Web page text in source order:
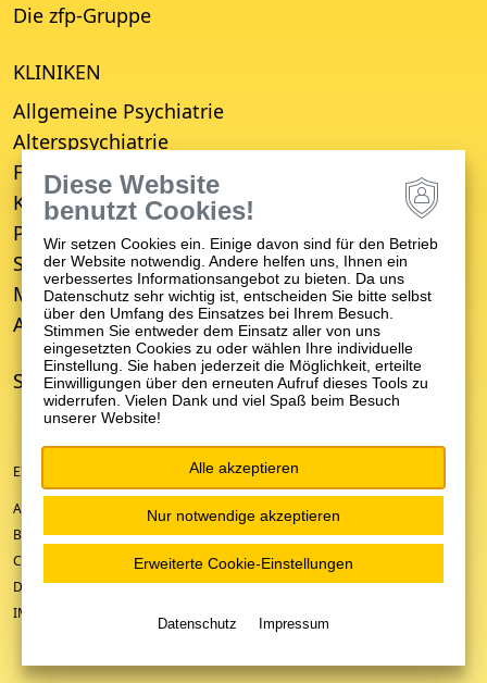
Die zfp-Gruppe
KLINIKEN
Allgemeine Psychiatrie
Alterspsychiatrie
Forensische Psychiatrie
Kinder- und Jugendpsychiatrie
Psychosomatische Medizin
Suchttherapie
Medizinisches Versorgungszentrum (MVZ)
Ambulanter Psychiatrischer Pflegedienst (APP)
STANDORTE
EIN UNTERNEHMEN DER ZFP-GRUPPE BADEN-WÜRTTEMBERG
ANFAHRT/KONTAKT
BARRIEREFREIHEIT
COOKIE-EINSTELLUNGEN
DATENSCHUTZ
IMPRESSUM
Diese Website
benutzt Cookies!
Wir setzen Cookies ein. Einige davon sind für den Betrieb
der Website notwendig. Andere helfen uns, Ihnen ein
verbessertes Informationsangebot zu bieten. Da uns
Datenschutz sehr wichtig ist, entscheiden Sie bitte selbst
über den Umfang des Einsatzes bei Ihrem Besuch.
Stimmen Sie entweder dem Einsatz aller von uns
eingesetzten Cookies zu oder wählen Ihre individuelle
Einstellung. Sie haben jederzeit die Möglichkeit, erteilte
Einwilligungen über den erneuten Aufruf dieses Tools zu
widerrufen. Vielen Dank und viel Spaß beim Besuch
unserer Website!
Alle akzeptieren
Nur notwendige akzeptieren
Erweiterte Cookie-Einstellungen
Datenschutz Impressum